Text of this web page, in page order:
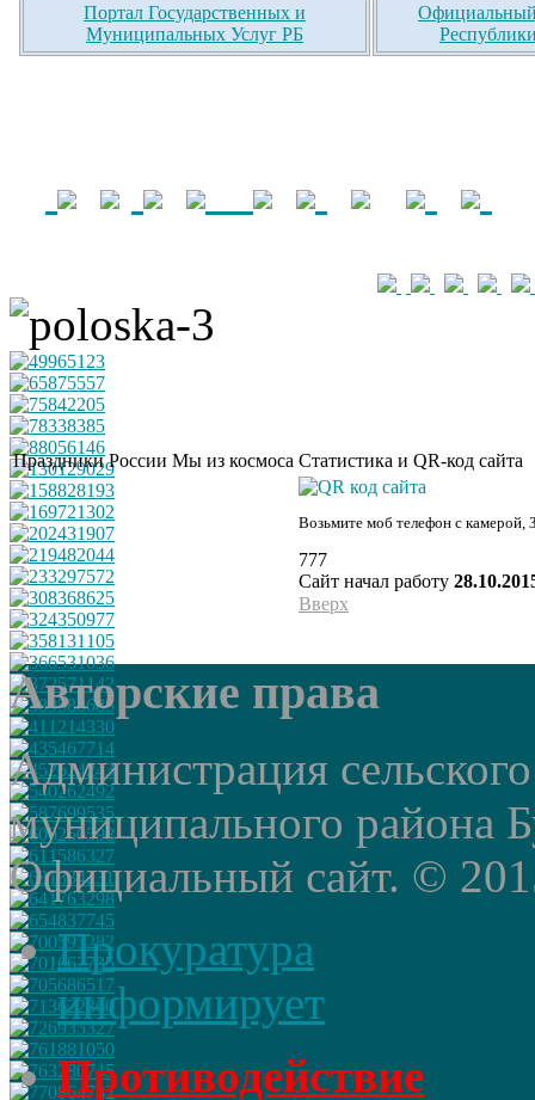
Портал Государственных и
Муниципальных Услуг РБ
Официальный
Праздники России Мы из космоса Статистика и QR-код сайта
Возьмите моб телефон с камерой,
777
Сайт начал работу
Вверх
Авторские права
Администрация
муниципального района
Официальный сайт. ©
Прокуратура
информирует
Противодействие